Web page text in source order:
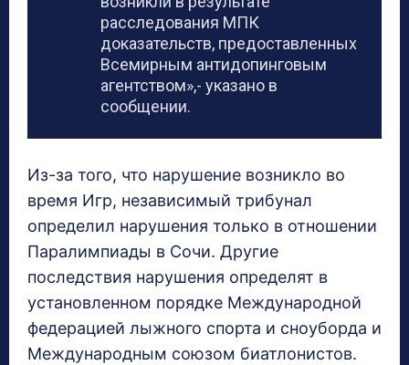
расследования МПК
доказательств, предоставленных
Всемирным антидопинговым
агентством»,- указано в
сообщении.
Из-за того, что нарушение возникло во
время Игр, независимый трибунал
определил нарушения только в отношении
Паралимпиады в Сочи. Другие
последствия нарушения определят в
установленном порядке Международной
федерацией лыжного спорта и сноуборда и
Международным союзом биатлонистов.